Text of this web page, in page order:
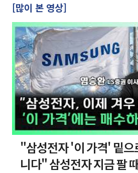
[많이 본 영상]
"삼성전자 '이 가격' 밑으
니다" 삼성전자 지금 팔